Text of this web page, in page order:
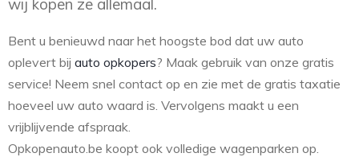
wij kopen ze allemaal.
Bent u benieuwd naar het hoogste bod dat uw auto
oplevert bij auto opkopers? Maak gebruik van onze gratis
service! Neem snel contact op en zie met de gratis taxatie
hoeveel uw auto waard is. Vervolgens maakt u een
vrijblijvende afspraak.
Opkopenauto.be koopt ook volledige wagenparken op.